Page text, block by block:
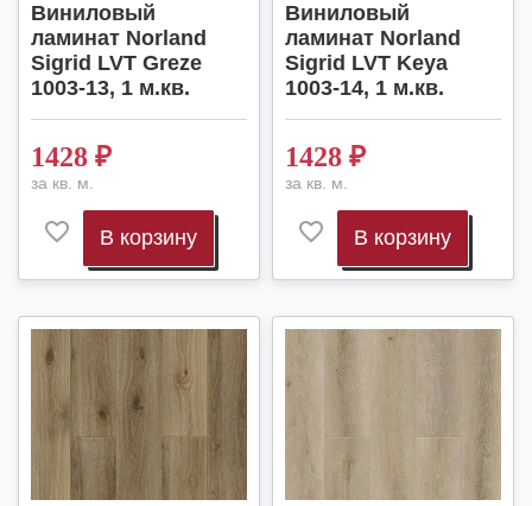
Виниловый
ламинат Norland
Sigrid LVT Greze
1003-13, 1 м.кв.
1428 ₽
за кв. м.
В корзину
Виниловый
ламинат Norland
Sigrid LVT Keya
1003-14, 1 м.кв.
1428 ₽
за кв. м.
В корзину